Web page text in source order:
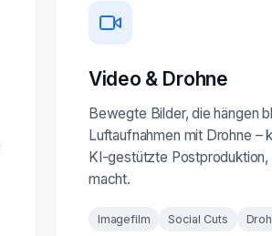
Video & Drohne
Bewegte Bilder, die hängen
Luftaufnahmen mit Drohne –
KI-gestützte
macht.
Imagefilm Social Cuts